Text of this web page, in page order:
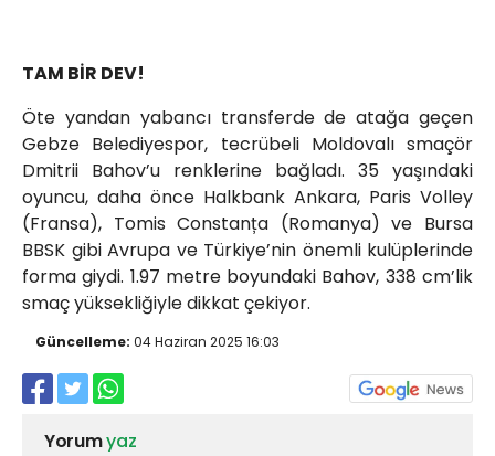
TAM BİR DEV!
Öte yandan yabancı transferde de atağa geçen
Gebze Belediyespor, tecrübeli Moldovalı smaçör
Dmitrii Bahov’u renklerine bağladı. 35 yaşındaki
oyuncu, daha önce Halkbank Ankara, Paris Volley
(Fransa), Tomis Constanța (Romanya) ve Bursa
BBSK gibi Avrupa ve Türkiye’nin önemli kulüplerinde
forma giydi. 1.97 metre boyundaki Bahov, 338 cm’lik
smaç yüksekliğiyle dikkat çekiyor.
Güncelleme: 04 Haziran 2025 16:03
Yorumyaz